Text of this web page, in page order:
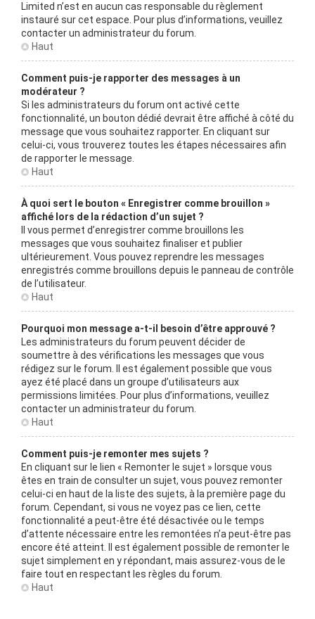
Limited n’est en aucun cas responsable du règlement
instauré sur cet espace. Pour plus d’informations, veuillez
contacter un administrateur du forum.
Haut
Comment puis-je rapporter des messages à un
modérateur ?
Si les administrateurs du forum ont activé cette
fonctionnalité, un bouton dédié devrait être affiché à côté du
message que vous souhaitez rapporter. En cliquant sur
celui-ci, vous trouverez toutes les étapes nécessaires afin
de rapporter le message.
Haut
À quoi sert le bouton « Enregistrer comme brouillon »
affiché lors de la rédaction d’un sujet ?
Il vous permet d’enregistrer comme brouillons les
messages que vous souhaitez finaliser et publier
ultérieurement. Vous pouvez reprendre les messages
enregistrés comme brouillons depuis le panneau de contrôle
de l’utilisateur.
Haut
Pourquoi mon message a-t-il besoin d’être approuvé ?
Les administrateurs du forum peuvent décider de
soumettre à des vérifications les messages que vous
rédigez sur le forum. Il est également possible que vous
ayez été placé dans un groupe d’utilisateurs aux
permissions limitées. Pour plus d’informations, veuillez
contacter un administrateur du forum.
Haut
Comment puis-je remonter mes sujets ?
En cliquant sur le lien « Remonter le sujet » lorsque vous
êtes en train de consulter un sujet, vous pouvez remonter
celui-ci en haut de la liste des sujets, à la première page du
forum. Cependant, si vous ne voyez pas ce lien, cette
fonctionnalité a peut-être été désactivée ou le temps
d’attente nécessaire entre les remontées n’a peut-être pas
encore été atteint. Il est également possible de remonter le
sujet simplement en y répondant, mais assurez-vous de le
faire tout en respectant les règles du forum.
Haut